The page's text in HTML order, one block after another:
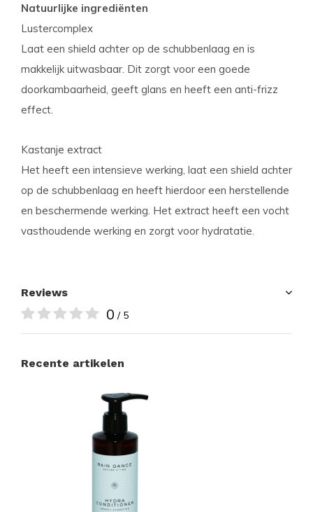
Natuurlijke ingrediënten
Lustercomplex
Laat een shield achter op de schubbenlaag en is
makkelijk uitwasbaar. Dit zorgt voor een goede
doorkambaarheid, geeft glans en heeft een anti-frizz
effect.
Kastanje extract
Het heeft een intensieve werking, laat een shield achter
op de schubbenlaag en heeft hierdoor een herstellende
en beschermende werking. Het extract heeft een vocht
vasthoudende werking en zorgt voor hydratatie.
Reviews
0 / 5
Recente artikelen